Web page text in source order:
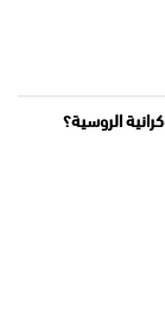
الروسية؟